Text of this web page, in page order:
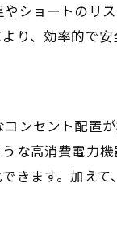
た持続可能な設
による具体的な
コンセント設
じたカスタム設
るコンセント配
る設計の考え方
ョートのリ
り、効率的で安
ンセント配置
な高消費電力
ます。加え